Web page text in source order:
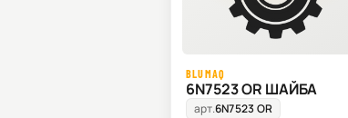
BLUMAQ
6N7523 OR ШАЙБА
арт.6N7523 OR